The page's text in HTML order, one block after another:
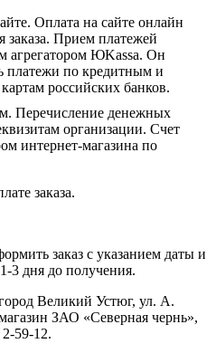
Оплата на сайте онлайн
заказа. Прием платежей
агрегатором ЮKassa. Он
платежи по кредитным и
российских банков.
Перечисление денежных
организации. Счет
интернет-магазина по
заказа.
заказ с указанием даты и
3 дня до получения.
Великий Устюг, ул. А.
ЗАО «Северная чернь»,
59-12.